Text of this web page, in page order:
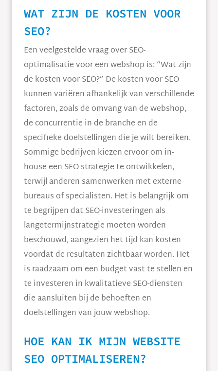
WAT ZIJN DE KOSTEN VOOR
SEO?
Een veelgestelde vraag over SEO-
optimalisatie voor een webshop is: “Wat zijn
de kosten voor SEO?” De kosten voor SEO
kunnen variëren afhankelijk van verschillende
factoren, zoals de omvang van de webshop,
de concurrentie in de branche en de
specifieke doelstellingen die je wilt bereiken.
Sommige bedrijven kiezen ervoor om in-
house een SEO-strategie te ontwikkelen,
terwijl anderen samenwerken met externe
bureaus of specialisten. Het is belangrijk om
te begrijpen dat SEO-investeringen als
langetermijnstrategie moeten worden
beschouwd, aangezien het tijd kan kosten
voordat de resultaten zichtbaar worden. Het
is raadzaam om een budget vast te stellen en
te investeren in kwalitatieve SEO-diensten
die aansluiten bij de behoeften en
doelstellingen van jouw webshop.
HOE KAN IK MIJN WEBSITE
SEO OPTIMALISEREN?